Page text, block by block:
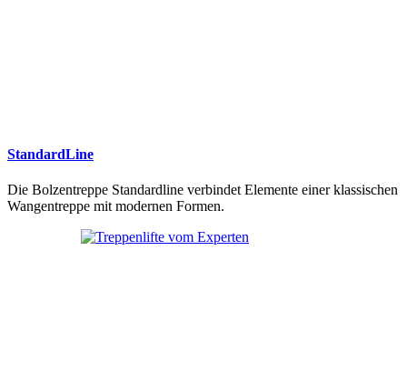
StandardLine
Die Bolzentreppe Standardline verbindet Elemente einer klassischen
Wangentreppe mit modernen Formen.